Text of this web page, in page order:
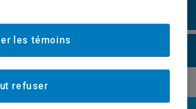
refuser
les témoins